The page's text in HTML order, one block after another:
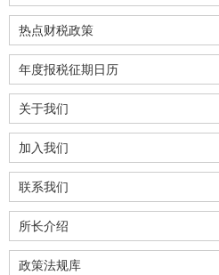
热点财税政策
年度报税征期日历
关于我们
加入我们
联系我们
所长介绍
政策法规库